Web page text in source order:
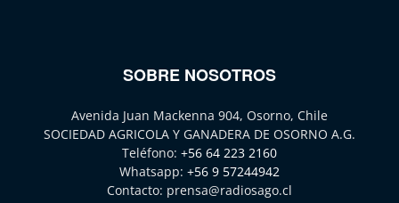
SOBRE NOSOTROS
Avenida Juan Mackenna 904, Osorno, Chile
SOCIEDAD AGRICOLA Y GANADERA DE OSORNO A.G.
Teléfono: +56 64 223 2160
Whatsapp: +56 9 57244942
Contacto: prensa@radiosago.cl